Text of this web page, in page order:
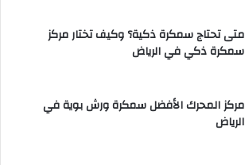
متى تحتاج سمكرة ذكية؟ وكيف تختار مركز
سمكرة ذكي في الرياض
مركز المحرك الأفضل سمكرة ورش بوية في
الرياض